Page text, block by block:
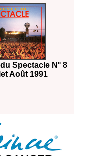
Spectacle N° 8
Août 1991